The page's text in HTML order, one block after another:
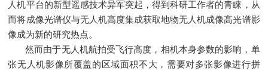
人机平台的新型遥感技术异军突起，得到科研工作者的青睐，从
而将成像光谱仪与无人机高度集成获取地物无人机成像高光谱影
像成为新的研究热点。
然而由于无人机航拍受飞行高度，相机本身参数的影响，单
张无人机影像所覆盖的区域面积不大，需要对多张影像进行拼